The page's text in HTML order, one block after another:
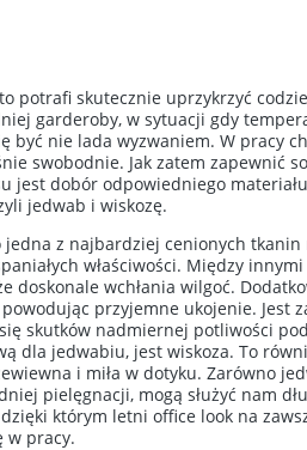
potrafi skutecznie uprzykrzyć
garderoby, w sytuacji gdy
być nie lada wyzwaniem. W pracy
swobodnie. Jak zatem zapewnić
jest dobór odpowiedniego
jedwab i wiskozę.
jedna z najbardziej cenionych
właściwości. Między
doskonale wchłania wilgoć.
przyjemne ukojenie. Jest
skutków nadmiernej potliwości
dla jedwabiu, jest wiskoza. To
i miła w dotyku. Zarówno
pielęgnacji, mogą służyć nam
którym letni office look na
w pracy.